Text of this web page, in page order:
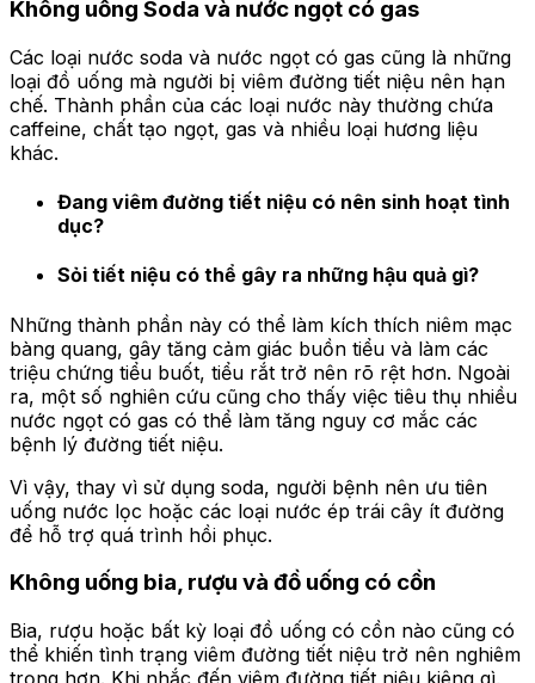
Không uống Soda và nước ngọt có gas
Các loại nước soda và nước ngọt có gas cũng là những
loại đồ uống mà người bị viêm đường tiết niệu nên hạn
chế. Thành phần của các loại nước này thường chứa
caffeine, chất tạo ngọt, gas và nhiều loại hương liệu
khác.
Đang viêm đường tiết niệu có nên sinh hoạt tình
dục?
Sỏi tiết niệu có thể gây ra những hậu quả gì?
Những thành phần này có thể làm kích thích niêm mạc
bàng quang, gây tăng cảm giác buồn tiểu và làm các
triệu chứng tiểu buốt, tiểu rắt trở nên rõ rệt hơn. Ngoài
ra, một số nghiên cứu cũng cho thấy việc tiêu thụ nhiều
nước ngọt có gas có thể làm tăng nguy cơ mắc các
bệnh lý đường tiết niệu.
Vì vậy, thay vì sử dụng soda, người bệnh nên ưu tiên
uống nước lọc hoặc các loại nước ép trái cây ít đường
để hỗ trợ quá trình hồi phục.
Không uống bia, rượu và đồ uống có cồn
Bia, rượu hoặc bất kỳ loại đồ uống có cồn nào cũng có
thể khiến tình trạng viêm đường tiết niệu trở nên nghiêm